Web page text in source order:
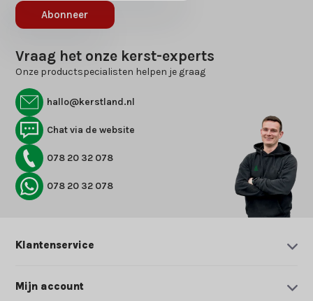
Abonneer
Vraag het onze kerst-experts
Onze productspecialisten helpen je graag
hallo@kerstland.nl
Chat via de website
078 20 32 078
078 20 32 078
Klantenservice
Mijn account